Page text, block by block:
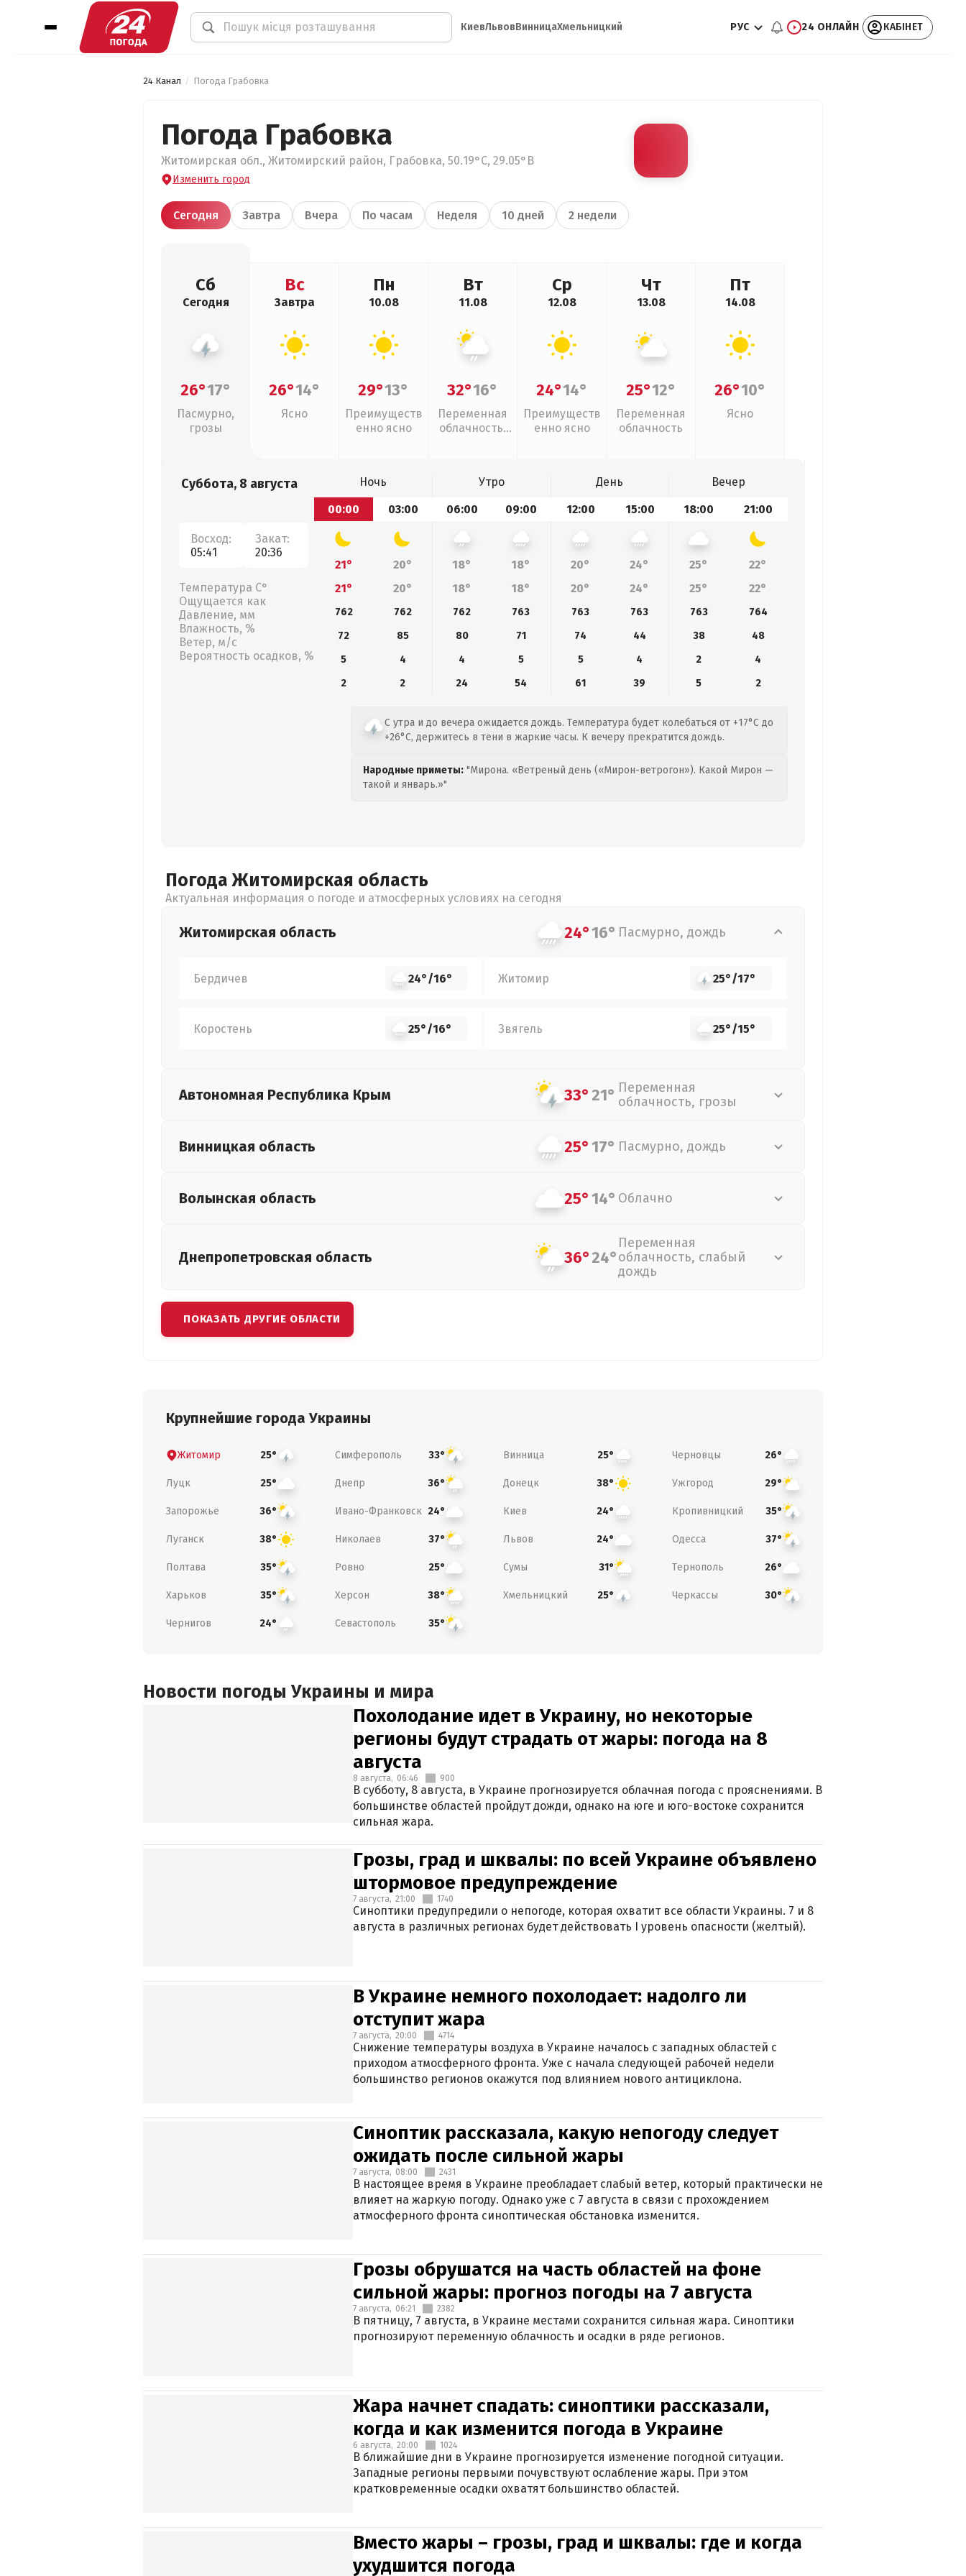
КиевЛьвовВинницаХмельницкий РУС 24 ОНЛАЙН КАБІНЕТ
24 Канал Погода Грабовка
Погода Грабовка
Житомирская обл., Житомирский район, Грабовка, 50.19°С, 29.05°В
Изменить город
Сегодня Завтра Вчера По часам Неделя 10 дней 2 недели
Сб
Сегодня
26°17°
Пасмурно,
грозы
Вс
Завтра
26°14°
Ясно
Пн
10.08
29°13°
Преимуществ
енно ясно
Вт
11.08
32°16°
Переменная
облачность,
Ср
12.08
24°14°
Преимуществ
енно ясно
Чт
13.08
25°12°
Переменная
облачность
Пт
14.08
26°10°
Ясно
Суббота, 8 августа
Восход:
05:41
Закат:
20:36
Температура С°
Ощущается как
Давление, мм
Влажность, %
Ветер, м/с
Вероятность осадков, %
Ночь Утро День
Вечер
00:00
03:00 06:00 09:00 12:00 15:00 18:00 21:00
21° 20° 18° 18° 20° 24° 25°
22°
21°
20° 18° 18° 20° 24° 25° 22°
762 762 762 763 763 763 763
764
72
85 80 71 74 44 38
48
5
4 4 5 5 4 2
4
2
2 24 54 61 39 5 2
С утра и до вечера ожидается дождь. Температура будет колебаться от +17°C до
+26°C, держитесь в тени в жаркие часы. К вечеру прекратится дождь.
Народные приметы: "Мирона. «Ветреный день («Мирон-ветрогон»). Какой Мирон —
такой и январь.»"
Погода Житомирская область
Актуальная информация о погоде и атмосферных условиях на сегодня
Житомирская область 24°16° Пасмурно, дождь
Бердичев 24°/16° Житомир 25°/17°
Коростень 25°/16° Звягель 25°/15°
Автономная Республика Крым 33°21° Переменная
облачность, грозы
Винницкая область 25°17° Пасмурно, дождь
Волынская область 25°14° Облачно
Днепропетровская область 36°24°
Переменная
облачность, слабый
дождь
ПОКАЗАТЬ ДРУГИЕ ОБЛАСТИ
Крупнейшие города Украины
Житомир 25° Симферополь 33° Винница 25° Черновцы 26°
Луцк 25° Днепр 36° Донецк 38° Ужгород 29°
Запорожье 36° Ивано-Франковск 24° Киев 24° Кропивницкий 35°
Луганск 38° Николаев 37° Львов 24° Одесса 37°
Полтава 35° Ровно 25° Сумы 31° Тернополь 26°
Харьков 35° Херсон 38° Хмельницкий 25° Черкассы 30°
Чернигов 24° Севастополь 35°
Новости погоды Украины и мира
Похолодание идет в Украину, но некоторые
регионы будут страдать от жары: погода на 8
августа
8 августа, 06:46 900
В субботу, 8 августа, в Украине прогнозируется облачная погода с прояснениями. В
большинстве областей пройдут дожди, однако на юге и юго-востоке сохранится
сильная жара.
Грозы, град и шквалы: по всей Украине объявлено
штормовое предупреждение
7 августа, 21:00 1740
Синоптики предупредили о непогоде, которая охватит все области Украины. 7 и 8
августа в различных регионах будет действовать I уровень опасности (желтый).
В Украине немного похолодает: надолго ли
отступит жара
7 августа, 20:00 4714
Снижение температуры воздуха в Украине началось с западных областей с
приходом атмосферного фронта. Уже с начала следующей рабочей недели
большинство регионов окажутся под влиянием нового антициклона.
Синоптик рассказала, какую непогоду следует
ожидать после сильной жары
7 августа, 08:00 2431
В настоящее время в Украине преобладает слабый ветер, который практически не
влияет на жаркую погоду. Однако уже с 7 августа в связи с прохождением
атмосферного фронта синоптическая обстановка изменится.
Грозы обрушатся на часть областей на фоне
сильной жары: прогноз погоды на 7 августа
7 августа, 06:21 2382
В пятницу, 7 августа, в Украине местами сохранится сильная жара. Синоптики
прогнозируют переменную облачность и осадки в ряде регионов.
Жара начнет спадать: синоптики рассказали,
когда и как изменится погода в Украине
6 августа, 20:00 1024
В ближайшие дни в Украине прогнозируется изменение погодной ситуации.
Западные регионы первыми почувствуют ослабление жары. При этом
кратковременные осадки охватят большинство областей.
Вместо жары – грозы, град и шквалы: где и когда
ухудшится погода